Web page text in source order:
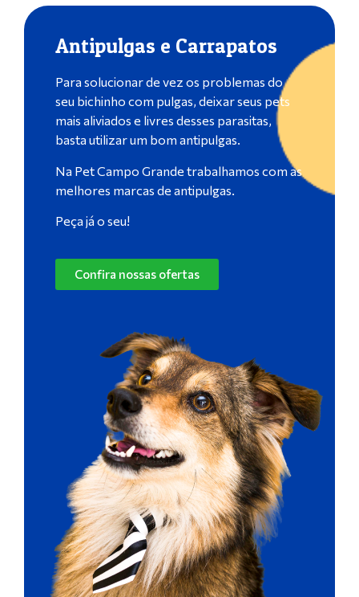
Antipulgas e Carrapatos
Para solucionar de vez os problemas do
seu bichinho com pulgas, deixar seus pets
mais aliviados e livres desses parasitas,
basta utilizar um bom antipulgas.
Na Pet Campo Grande trabalhamos com as
melhores marcas de antipulgas.
Peça já o seu!
Confira nossas ofertas